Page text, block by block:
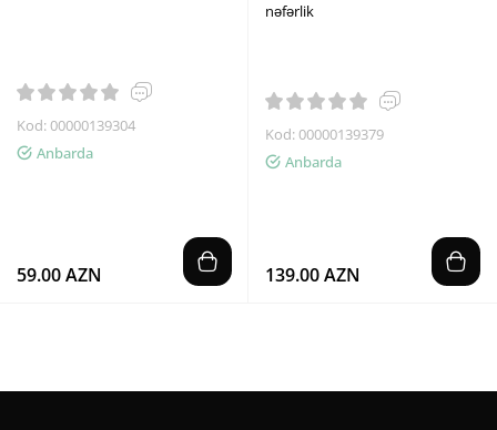
Kod: 00000139304
Anbarda
59.00 AZN
nəfərlik
Kod: 00000139379
Anbarda
139.00 AZN